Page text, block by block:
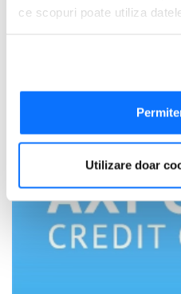
ce scopuri poate utiliza
Să colectăm
geografică cu o
Să vă identificăm
dvs. personale și
cu detalii. Vă puteți
din Declarația despre
Utilizam cookie-uri pentru a
Utilizare doar